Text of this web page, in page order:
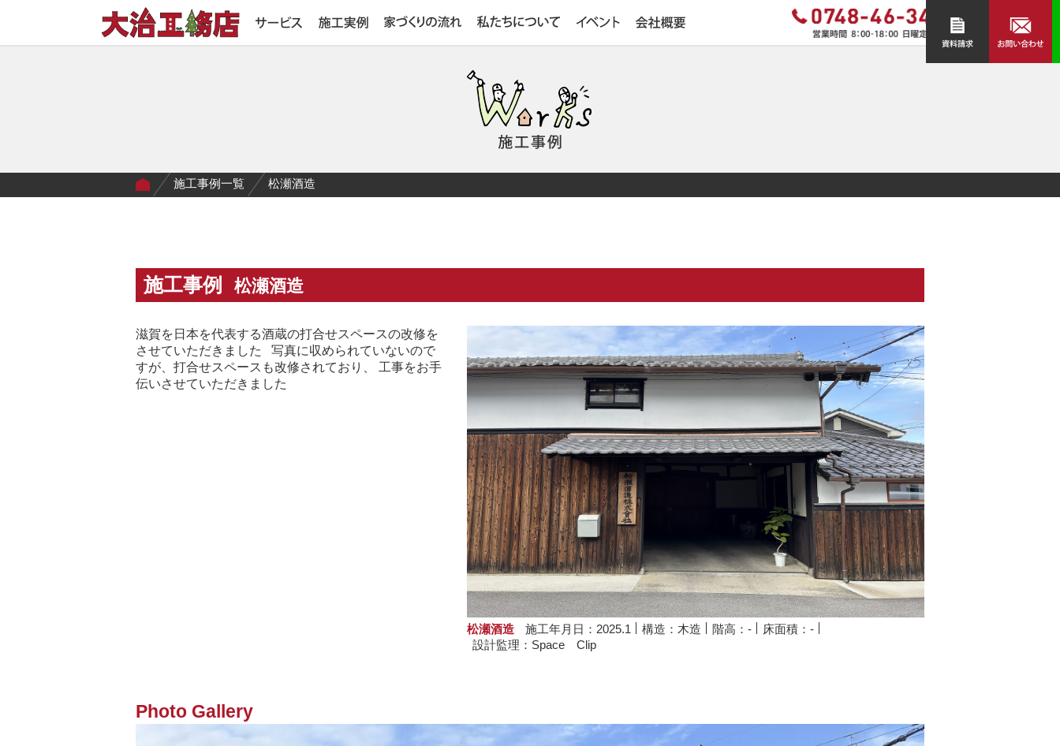
施工事例一覧 松瀬酒造
施工事例 松瀬酒造
松瀬酒造 施工年月日：2025.1 構造：木造 階高：-
床面積：-
設計監理：Space Clip
滋賀を日本を代表する酒蔵の打合せスペースの改修を
させていただきました 写真に収められていないので
すが、打合せスペースも改修されており、 工事をお手
伝いさせていただきました
Photo Gallery